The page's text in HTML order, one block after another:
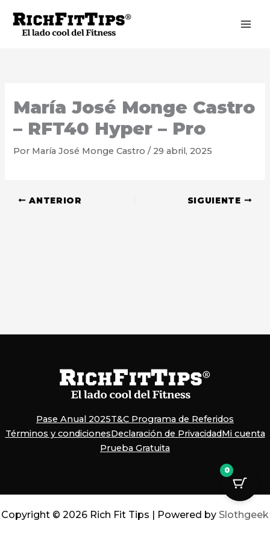
contenido
María José Monge Castro
– RFT40 Hyper – Pro
Por María José Monge Castro/ 29 abril, 2025
ANTERIOR SIGUIENTE
Pase Anual 2025T&C Programa de Referidos
Términos y condicionesDeclaración de PrivacidadMi cuenta
Prueba Gratuita
Copyright © 2026 Rich Fit Tips | Powered by Slothgeek
0